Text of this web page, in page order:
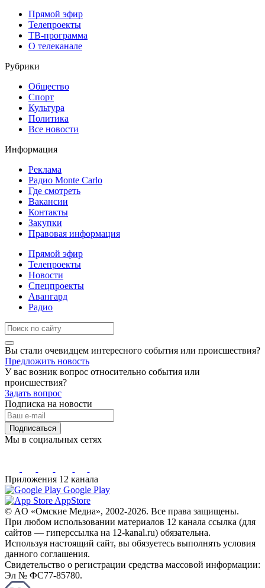
Прямой эфир
Телепроекты
ТВ-программа
О телеканале
Рубрики
Общество
Спорт
Культура
Политика
Все новости
Информация
Реклама
Радио Monte Carlo
Где смотреть
Вакансии
Контакты
Закупки
Правовая информация
Прямой эфир
Телепроекты
Новости
Спецпроекты
Авангард
Радио
Вы стали очевидцем интересного события или происшествия?
Предложить новость
У вас возник вопрос относительно события или
происшествия?
Задать вопрос
Подписка на новости
Подписаться
Мы в социальных сетях
Приложения 12 канала
Google Play
AppStore
© AO «Омские Медиа», 2002-2026. Все права защищены.
При любом использовании материалов 12 канала ссылка (для
сайтов — гиперссылка на 12-kanal.ru) обязательна.
Используя настоящий сайт, вы обязуетесь выполнять условия
данного соглашения.
Свидетельство о регистрации средства массовой информации:
Эл № ФС77-85780.